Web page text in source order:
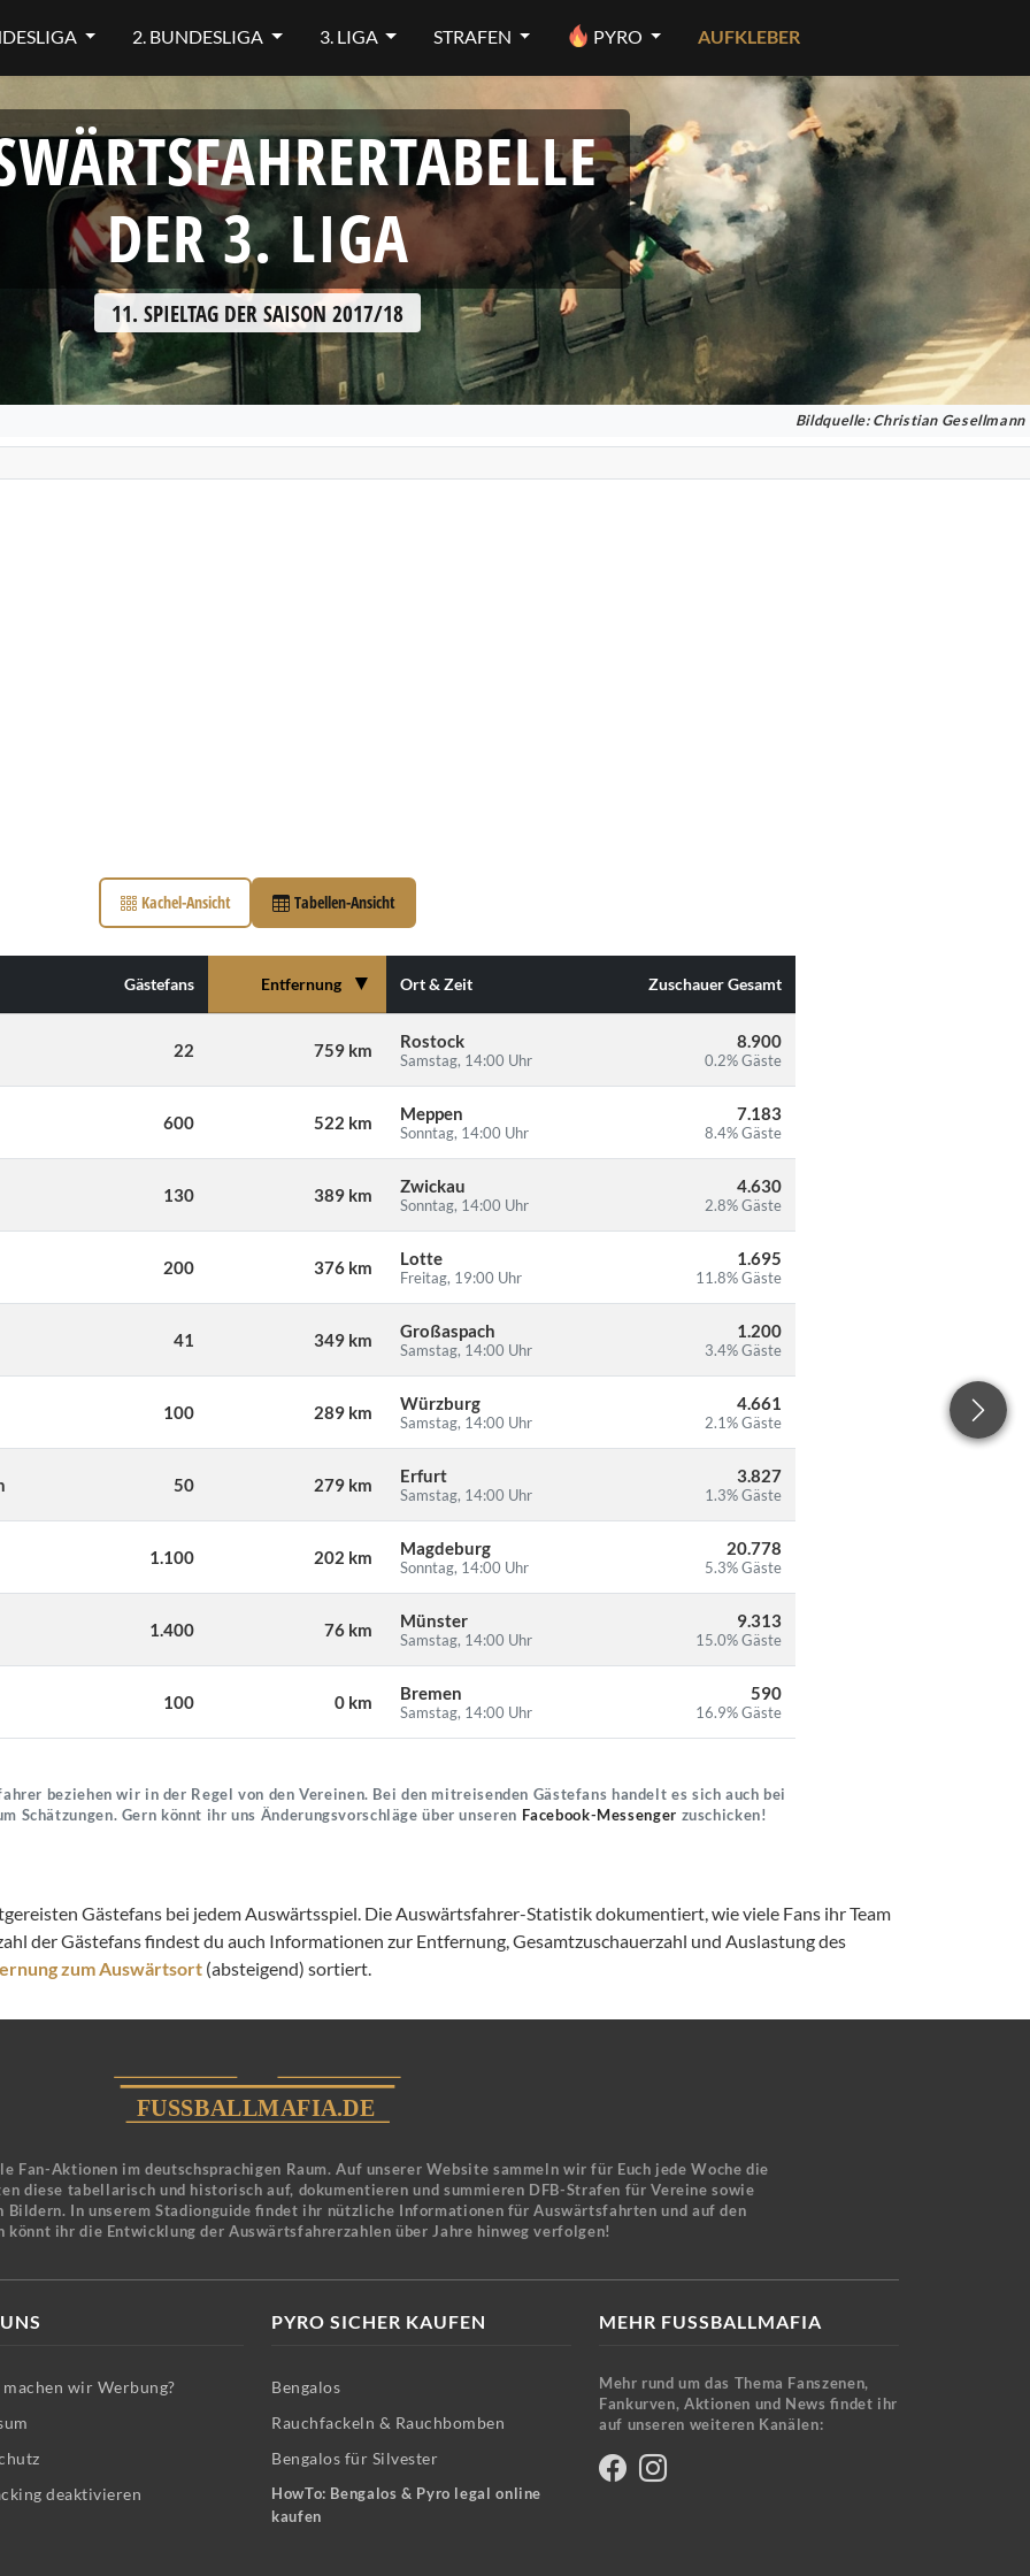
2. BUNDESLIGA 3. LIGA STRAFEN PYRO AUFKLEBER
DER 3. LIGA
11. SPIELTAG DER SAISON 2017/18
Bildquelle: Christian Gesellmann
Kachel-Ansicht Tabellen-Ansicht
Gästefans Entfernung ▼ Ort & Zeit Zuschauer Gesamt
22 759 km Rostock
Samstag, 14:00 Uhr
8.900
0.2% Gäste
600 522 km Meppen
Sonntag, 14:00 Uhr
7.183
8.4% Gäste
130 389 km Zwickau
Sonntag, 14:00 Uhr
4.630
2.8% Gäste
200 376 km Lotte
Freitag, 19:00 Uhr
1.695
11.8% Gäste
41 349 km Großaspach
Samstag, 14:00 Uhr
1.200
3.4% Gäste
100 289 km Würzburg
Samstag, 14:00 Uhr
4.661
2.1% Gäste
50 279 km Erfurt
Samstag, 14:00 Uhr
3.827
1.3% Gäste
1.100 202 km Magdeburg
Sonntag, 14:00 Uhr
20.778
5.3% Gäste
1.400 76 km Münster
Samstag, 14:00 Uhr
9.313
15.0% Gäste
100 0 km Bremen
Samstag, 14:00 Uhr
590
16.9% Gäste
beziehen wir in der Regel von den Vereinen. Bei den mitreisenden Gästefans handelt es sich auch bei
Schätzungen. Gern könnt ihr uns Änderungsvorschläge über unseren Facebook-Messenger zuschicken!
Gästefans bei jedem Auswärtsspiel. Die Auswärtsfahrer-Statistik dokumentiert, wie viele Fans ihr Team
der Gästefans findest du auch Informationen zur Entfernung, Gesamtzuschauerzahl und Auslastung des
zum Auswärtsort (absteigend) sortiert.
Fan-Aktionen im deutschsprachigen Raum. Auf unserer Website sammeln wir für Euch jede Woche die
diese tabellarisch und historisch auf, dokumentieren und summieren DFB-Strafen für Vereine sowie
Bildern. In unserem Stadionguide findet ihr nützliche Informationen für Auswärtsfahrten und auf den
könnt ihr die Entwicklung der Auswärtsfahrerzahlen über Jahre hinweg verfolgen!
wir Werbung?
deaktivieren
PYRO SICHER KAUFEN
Bengalos
Rauchfackeln & Rauchbomben
Bengalos für Silvester
HowTo: Bengalos & Pyro legal online
kaufen
MEHR FUSSBALLMAFIA
Mehr rund um das Thema Fanszenen,
Fankurven, Aktionen und News findet ihr
auf unseren weiteren Kanälen: